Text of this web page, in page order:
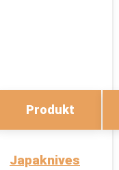
Produkt
Japaknives